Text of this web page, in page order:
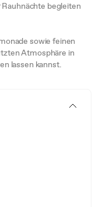
begleiten
sowie feinen
Atmosphäre in
lassen kannst.